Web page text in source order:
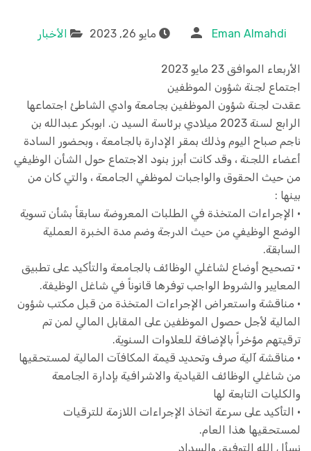
Eman Almahdi مايو 26, 2023 الأخبار
الأربعاء الموافق 23 مايو 2023
اجتماع لجنة شؤون الموظفين
عقدت لجنة شؤون الموظفين بجامعة وادي الشاطئ اجتماعها
الرابع لسنة 2023 ميلادي برئاسة السيد ن. ابوبكر عبدالله بن
ناجم صباح اليوم وذلك بمقر الإدارة بالجامعة ، وبحضور السادة
أعضاء اللجنة ، وقد كانت أبرز بنود الاجتماع حول الشأن الوظيفي
من حيث الحقوق والواجبات لموظفي الجامعة ، والتي كان من
بينها :
• الإجراءات المتخذة في الطلبات المعروضة سابقاً بشأن تسوية
الوضع الوظيفي من حيث الدرجة وضم مدة الخبرة العملية
السابقة.
• تصحيح أوضاع لشاغلي الوظائف بالجامعة والتأكيد على تطبيق
المعايير والشروط الواجب توفرها قانوناً في شاغل الوظيفة.
• مناقشة واستعراض الإجراءات المتخذة من قبل مكتب شؤون
المالية لأجل حصول الموظفين على المقابل المالي لمن تم
ترقيتهم مؤخراً بالإضافة للعلاوات السنوية.
• مناقشة آلية صرف وتحديد قيمة المكافآت المالية لمستحقيها
من شاغلي الوظائف القيادية والاشرافية بإدارة الجامعة
والكليات التابعة لها
• التأكيد على سرعة اتخاذ الإجراءات اللازمة للترقيات
لمستحقيها هذا العام.
نسأل الله التوفيق والسداد